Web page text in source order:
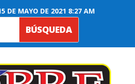
DE MAYO DE 2021 8:27 AM